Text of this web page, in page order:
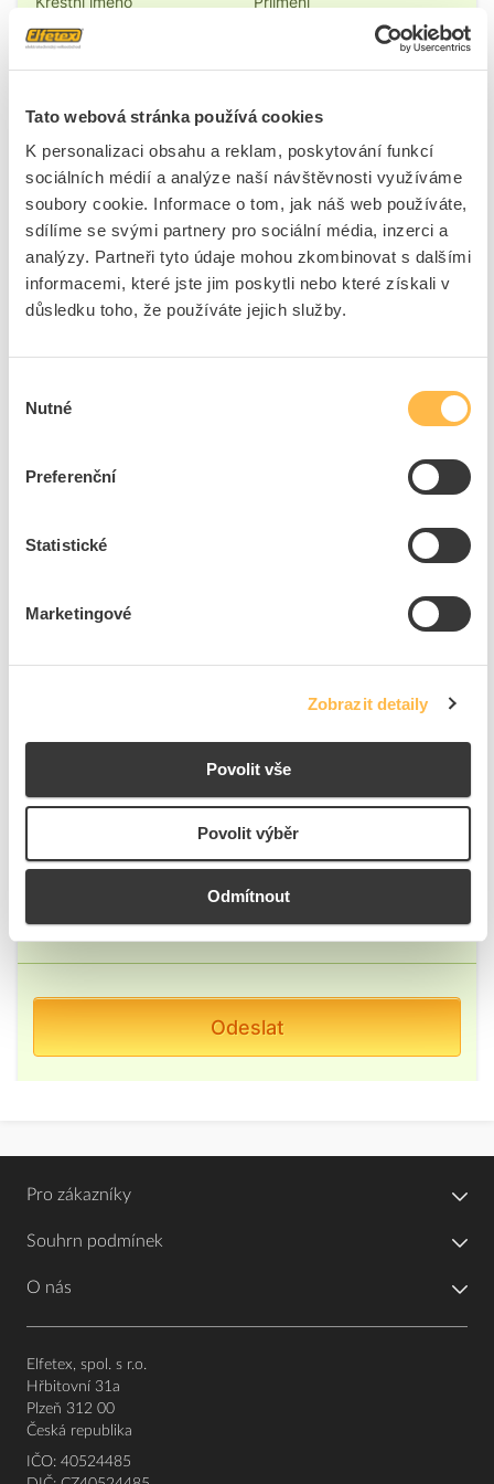
Tato webová stránka používá cookies
K personalizaci obsahu a reklam, poskytování funkcí
sociálních médií a analýze naší návštěvnosti využíváme
soubory cookie. Informace o tom, jak náš web používáte,
sdílíme se svými partnery pro sociální média, inzerci a
analýzy. Partneři tyto údaje mohou zkombinovat s dalšími
informacemi, které jste jim poskytli nebo které získali v
důsledku toho, že používáte jejich služby.
souhlasu
Nutné
Preferenční
Statistické
Marketingové
Zobrazit detaily
Povolit vše
Povolit výběr
Odmítnout
Pro zákazníky
Souhrn podmínek
O nás
Elfetex, spol. s r.o.
Hřbitovní 31a
Plzeň 312 00
Česká republika
IČO: 40524485